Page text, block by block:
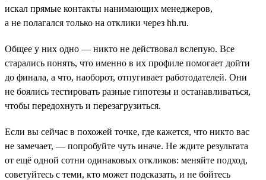
искал прямые контакты нанимающих менеджеров,
а не полагался только на отклики через hh.ru.
Общее у них одно — никто не действовал вслепую. Все
старались понять, что именно в их профиле помогает дойти
до финала, а что, наоборот, отпугивает работодателей. Они
не боялись тестировать разные гипотезы и останавливаться,
чтобы передохнуть и перезагрузиться.
Если вы сейчас в похожей точке, где кажется, что никто вас
не замечает, — попробуйте чуть иначе. Не ждите результата
от ещё одной сотни одинаковых откликов: меняйте подход,
советуйтесь с теми, кто может подсказать, и не бойтесь